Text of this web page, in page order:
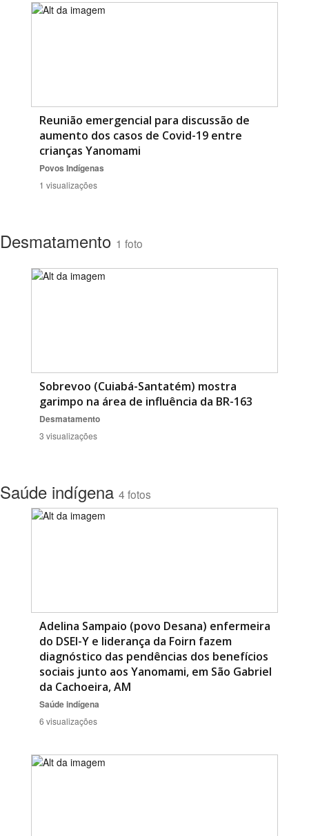
Reunião emergencial para discussão de
aumento dos casos de Covid-19 entre
crianças Yanomami
Povos Indígenas
1 visualizações
Desmatamento 1 foto
Sobrevoo (Cuiabá-Santatém) mostra
garimpo na área de influência da BR-163
Desmatamento
3 visualizações
Saúde indígena 4 fotos
Adelina Sampaio (povo Desana) enfermeira
do DSEI-Y e liderança da Foirn fazem
diagnóstico das pendências dos benefícios
sociais junto aos Yanomami, em São Gabriel
da Cachoeira, AM
Saúde indígena
6 visualizações